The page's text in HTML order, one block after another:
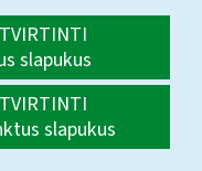
slapukus
slapukus